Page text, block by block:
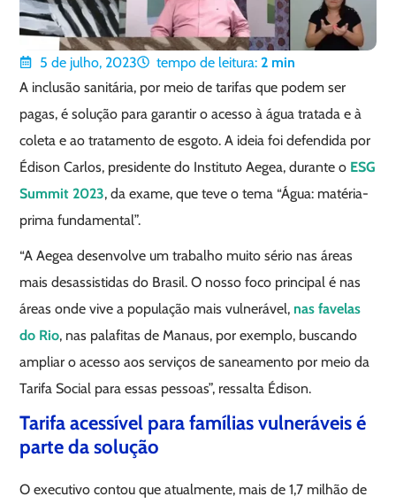
5 de julho, 2023 tempo de leitura: 2 min
A inclusão sanitária, por meio de tarifas que podem ser
pagas, é solução para garantir o acesso à água tratada e à
coleta e ao tratamento de esgoto. A ideia foi defendida por
Édison Carlos, presidente do Instituto Aegea, durante o ESG
Summit 2023, da exame, que teve o tema “Água: matéria-
prima fundamental”.
“A Aegea desenvolve um trabalho muito sério nas áreas
mais desassistidas do Brasil. O nosso foco principal é nas
áreas onde vive a população mais vulnerável, nas favelas
do Rio, nas palafitas de Manaus, por exemplo, buscando
ampliar o acesso aos serviços de saneamento por meio da
Tarifa Social para essas pessoas”, ressalta Édison.
Tarifa acessível para famílias vulneráveis é
parte da solução
O executivo contou que atualmente, mais de 1,7 milhão de